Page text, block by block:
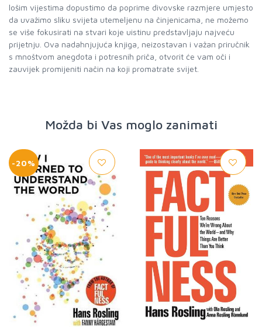
lošim vijestima dopustimo da poprime divovske razmjere umjesto
da uvažimo sliku svijeta utemeljenu na činjenicama, ne možemo
se više fokusirati na stvari koje uistinu predstavljaju najveću
prijetnju. Ova nadahnjujuća knjiga, neizostavan i važan priručnik
s mnoštvom anegdota i potresnih priča, otvorit će vam oči i
zauvijek promijeniti način na koji promatrate svijet.
Možda bi Vas moglo zanimati
-20%